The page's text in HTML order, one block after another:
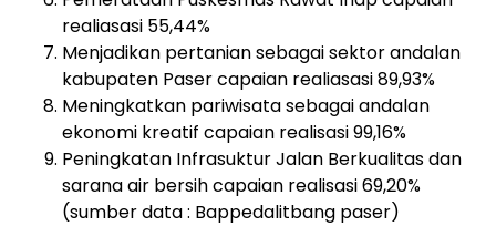
realiasasi 55,44%
Menjadikan pertanian sebagai sektor andalan
kabupaten Paser capaian realiasasi 89,93%
Meningkatkan pariwisata sebagai andalan
ekonomi kreatif capaian realisasi 99,16%
Peningkatan Infrasuktur Jalan Berkualitas dan
sarana air bersih capaian realisasi 69,20%
(sumber data : Bappedalitbang paser)